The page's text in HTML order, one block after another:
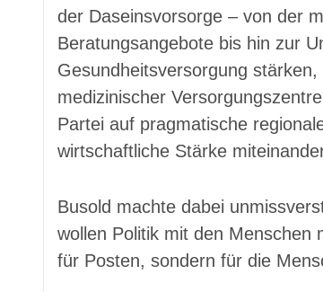
der Daseinsvorsorge – von der
Beratungsangebote bis hin zur
Gesundheitsversorgung
medizinischer
Partei auf pragmatische
wirtschaftliche Stärke
Busold machte dabei
wollen Politik mit den
für Posten, sondern für die